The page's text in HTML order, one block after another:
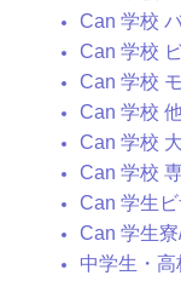
Can 学校
Can 学校
Can 学校
Can 学校
Can 学校
Can 学校
Can 学生
Can 学生
中学生・